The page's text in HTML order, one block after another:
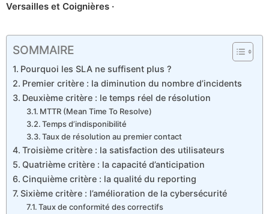
Versailles et Coignières ·
SOMMAIRE
Pourquoi les SLA ne suffisent plus ?
Premier critère : la diminution du nombre d’incidents
Deuxième critère : le temps réel de résolution
MTTR (Mean Time To Resolve)
Temps d’indisponibilité
Taux de résolution au premier contact
Troisième critère : la satisfaction des utilisateurs
Quatrième critère : la capacité d’anticipation
Cinquième critère : la qualité du reporting
Sixième critère : l’amélioration de la cybersécurité
Taux de conformité des correctifs